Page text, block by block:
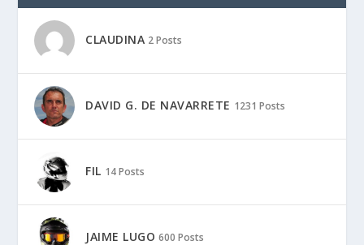
CLAUDINA 2 Posts
DAVID G. DE NAVARRETE 1231 Posts
FIL 14 Posts
JAIME LUGO 600 Posts